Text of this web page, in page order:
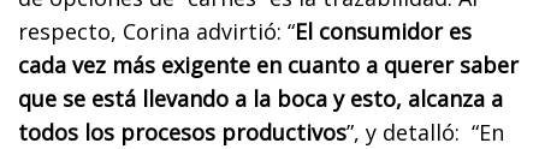
respecto, Corina advirtió: “El consumidor es
cada vez más exigente en cuanto a querer saber
que se está llevando a la boca y esto, alcanza a
todos los procesos productivos”, y detalló: “En